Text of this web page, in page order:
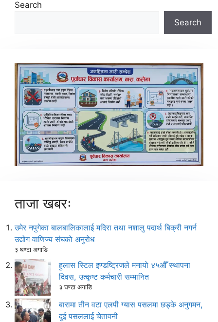
Search
Search
ताजा खबरः
उमेर नपुगेका बालबालिकालाई मदिरा तथा नशालु पदार्थ बिक्री नगर्न
उद्योग वाणिज्य संघको अनुरोध
३ घण्टा अगाडि
हुलास स्टिल इण्डष्ट्रिजले मनायो ४५औँ स्थापना
दिवस, उत्कृष्ट कर्मचारी सम्मानित
३ घण्टा अगाडि
बारामा तीन वटा एलपी ग्यास पसलमा छड्के अनुगमन,
दुई पसललाई चेतावनी